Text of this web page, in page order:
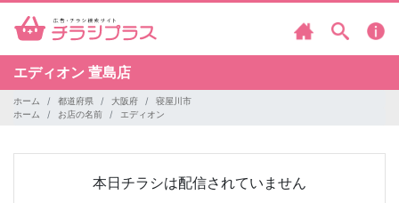
エディオン 萱島店
ホーム 都道府県 大阪府
寝屋川市
ホーム
お店の名前 エディオン
本日チラシは配信されていません